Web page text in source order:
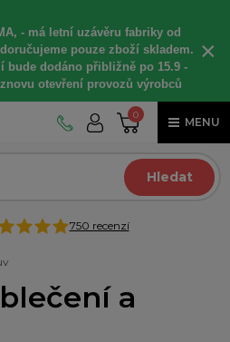
- má letní uzávěru fabriky od
doručujeme pouze zboží skladem.
bude dodáno přibližně po 15.9 -
otevření provozů výrobců
×
0
MENU
Hledat
750 recenzí
a